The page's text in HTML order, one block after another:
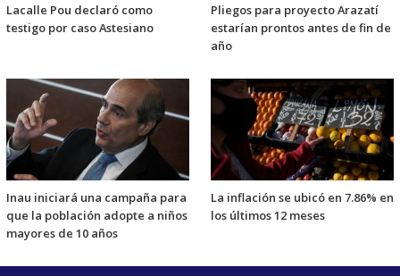
Lacalle Pou declaró como
testigo por caso Astesiano
Pliegos para proyecto Arazatí
estarían prontos antes de fin de
año
Inau iniciará una campaña para
que la población adopte a niños
mayores de 10 años
La inflación se ubicó en 7.86% en
los últimos 12 meses